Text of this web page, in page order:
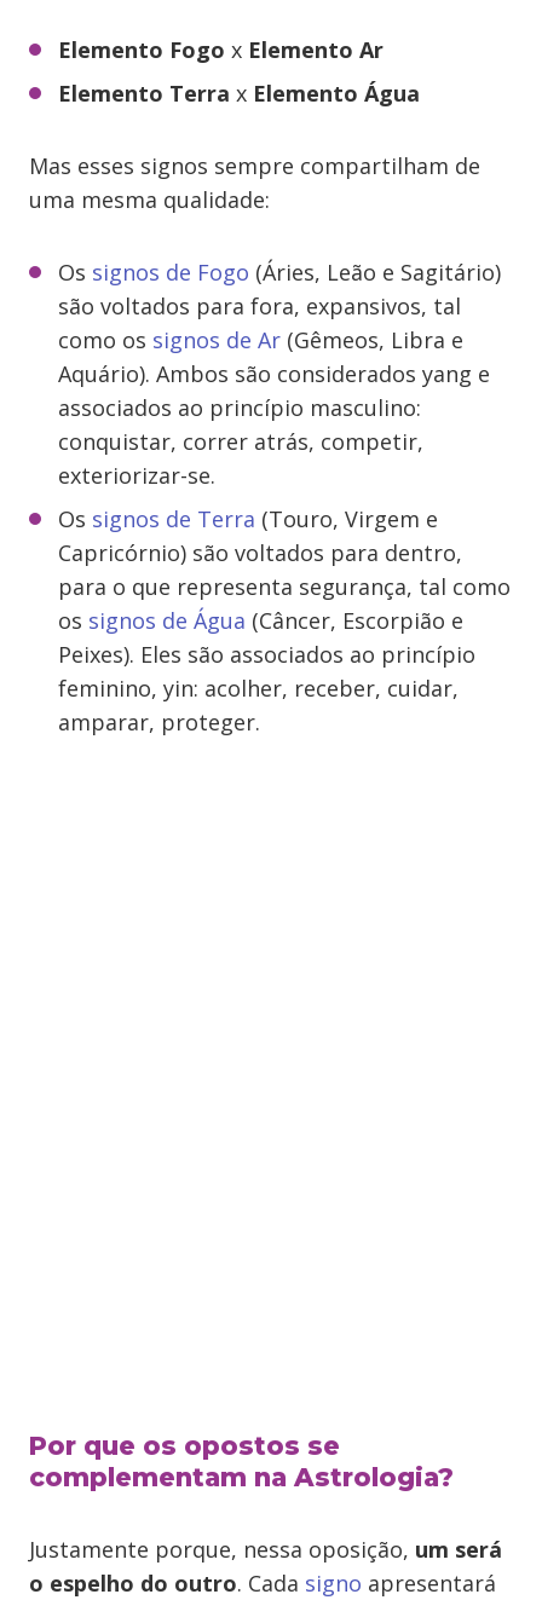
Elemento Fogo x Elemento Ar
Elemento Terra x Elemento Água
Mas esses signos sempre compartilham de
uma mesma qualidade:
Os signos de Fogo (Áries, Leão e Sagitário)
são voltados para fora, expansivos, tal
como os signos de Ar (Gêmeos, Libra e
Aquário). Ambos são considerados yang e
associados ao princípio masculino:
conquistar, correr atrás, competir,
exteriorizar-se.
Os signos de Terra (Touro, Virgem e
Capricórnio) são voltados para dentro,
para o que representa segurança, tal como
os signos de Água (Câncer, Escorpião e
Peixes). Eles são associados ao princípio
feminino, yin: acolher, receber, cuidar,
amparar, proteger.
Por que os opostos se
complementam na Astrologia?
Justamente porque, nessa oposição, um será
o espelho do outro. Cada signo apresentará